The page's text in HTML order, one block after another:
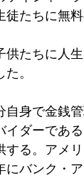
たちに無
供たちに人
。
身で金銭
ダーであ
する。アメ
バンク・